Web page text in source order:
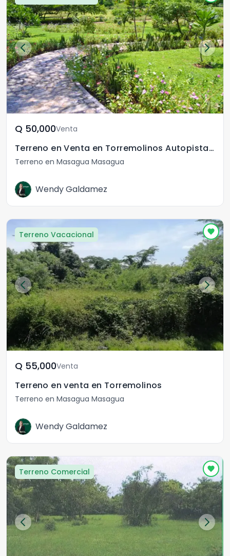
Q	50,000Venta
Terreno en Venta en Torremolinos Autopista Escuintla
Terreno en Masagua Masagua
Wendy Galdamez
Terreno Vacacional
Q	55,000Venta
Terreno en venta en Torremolinos
Terreno en Masagua Masagua
Wendy Galdamez
Terreno Comercial